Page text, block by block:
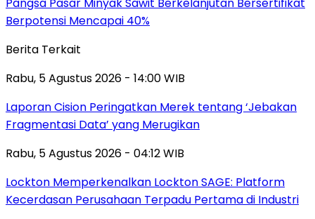
Berpotensi Mencapai 40%
Berita Terkait
Rabu, 5 Agustus 2026 - 14:00 WIB
Laporan Cision Peringatkan Merek tentang ‘Jebakan
Fragmentasi Data’ yang Merugikan
Rabu, 5 Agustus 2026 - 04:12 WIB
Lockton Memperkenalkan Lockton SAGE: Platform
Kecerdasan Perusahaan Terpadu Pertama di Industri